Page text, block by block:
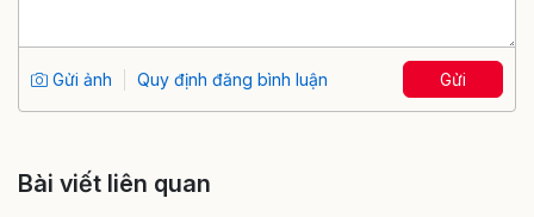
Gửi ảnh Quy định đăng bình luận Gửi
Bài viết liên quan